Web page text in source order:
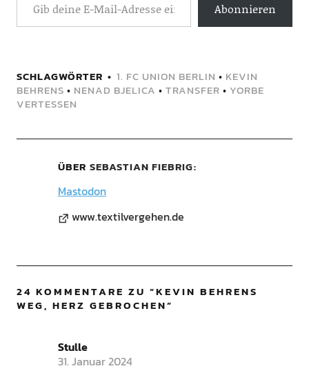
Abonnieren
SCHLAGWÖRTER 1. FC UNION BERLIN • KEVIN
BEHRENS • NENAD BJELICA • TRANSFER • YORBE
VERTESSEN
ÜBER SEBASTIAN FIEBRIG
Mastodon
www.textilvergehen.de
24 KOMMENTARE ZU “KEVIN BEHRENS
WEG, HERZ GEBROCHEN”
Stulle
31. Januar 2024